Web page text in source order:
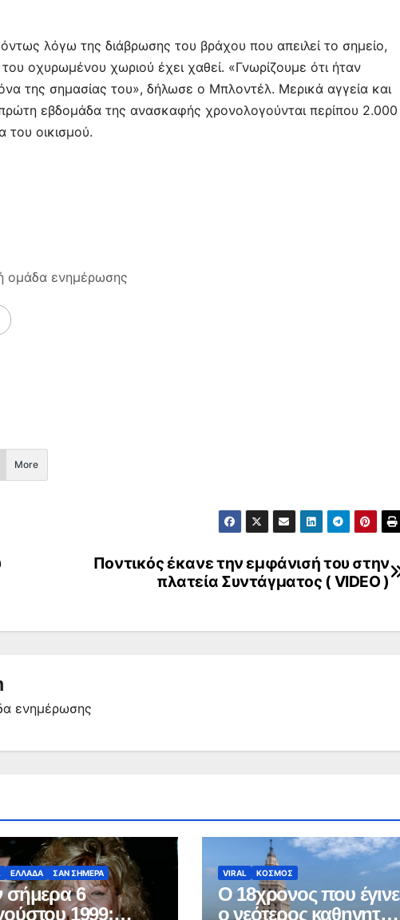
λόγω της διάβρωσης του βράχου που απειλεί το σημείο,
οχυρωμένου χωριού έχει χαθεί. «Γνωρίζουμε ότι ήταν
της σημασίας του», δήλωσε ο Μπλοντέλ. Μερικά αγγεία και
εβδομάδα της ανασκαφής χρονολογούνται περίπου 2.000
του οικισμού.
ομάδα ενημέρωσης
More
Ποντικός έκανε την εμφάνισή του στην
πλατεία Συντάγματος ( VIDEO )
ενημέρωσης
ΕΛΛΑΔΑ ΣΑΝ ΣΗΜΕΡΑ
σήμερα 6
1999:
VIRAL ΚΟΣΜΟΣ
Ο 18χρονος που έγινε
ο νεότερος καθηγητής